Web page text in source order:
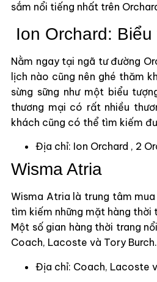
sắm nổi tiếng nhất trên
Ion Orchard:
Nằm ngay tại ngã tư đường
lịch nào cũng nên ghé thăm
sừng sững như một biểu
thương mại có rất nhiều
khách cũng có thể tìm kiếm
Địa chỉ: Ion Orchard , 2
Wisma Atria
Wisma Atria là trung tâm
tìm kiếm những mặt hàng thời
Một số gian hàng thời trang
Coach, Lacoste và Tory Burch.
Địa chỉ: Coach, Lacoste